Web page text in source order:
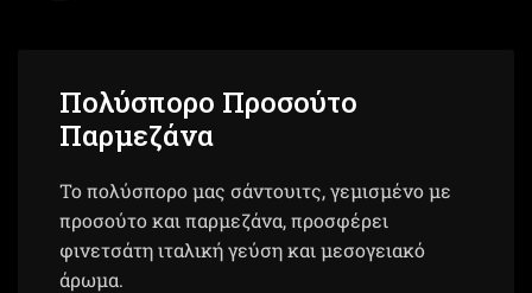
Πολύσπορο Προσούτο
Παρμεζάνα
Το πολύσπορο μας σάντουιτς, γεμισμένο με
προσούτο και παρμεζάνα, προσφέρει
φινετσάτη ιταλική γεύση και μεσογειακό
άρωμα.